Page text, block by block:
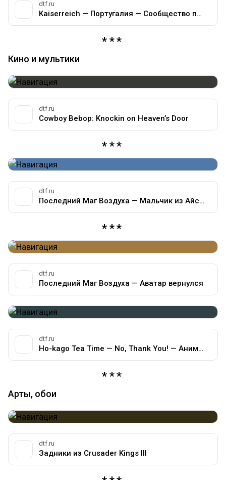
dtf.ru
Kaiserreich — Португалия — Сообщество про игры компании Paradox на DTF
Кино и мультики
dtf.ru
Cowboy Bebop: Knockin on Heaven’s Door
dtf.ru
Последний Маг Воздуха — Мальчик из Айсберга
dtf.ru
Последний Маг Воздуха — Аватар вернулся
dtf.ru
Ho-kago Tea Time — No, Thank You! — Аниме на DTF
Арты, обои
dtf.ru
Задники из Crusader Kings III